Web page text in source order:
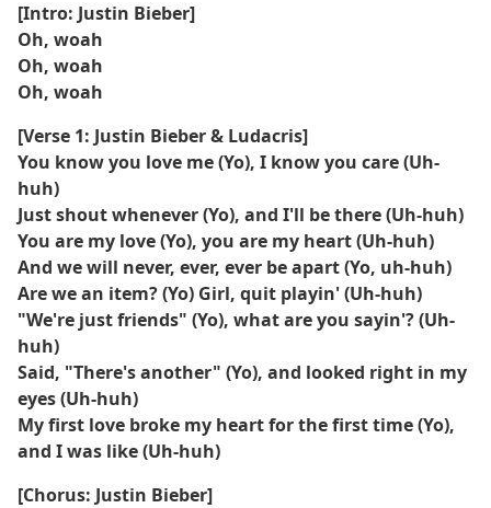
Sein enormer Erfolg auf Plattformen wie YouTube und
Billboard trug dazu bei, eine neue Ära des internetbasierten
Popstar-Daseins einzuläuten.
[Intro: Justin Bieber]
Oh, woah
Oh, woah
Oh, woah
[Verse 1: Justin Bieber & Ludacris]
You know you love me (Yo), I know you care (Uh-
huh)
Just shout whenever (Yo), and I'll be there (Uh-huh)
You are my love (Yo), you are my heart (Uh-huh)
And we will never, ever, ever be apart (Yo, uh-huh)
Are we an item? (Yo) Girl, quit playin' (Uh-huh)
"We're just friends" (Yo), what are you sayin'? (Uh-
huh)
Said, "There's another" (Yo), and looked right in my
eyes (Uh-huh)
My first love broke my heart for the first time (Yo),
and I was like (Uh-huh)
[Chorus: Justin Bieber]